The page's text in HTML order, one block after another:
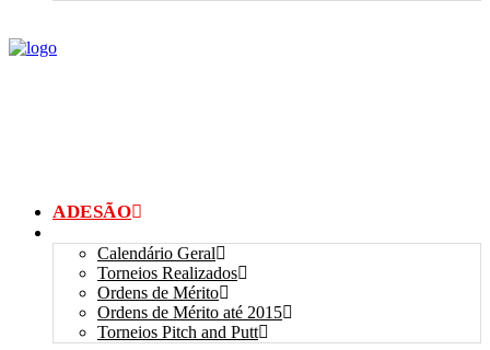
ADESÃO
Calendário Geral
Torneios Realizados
Ordens de Mérito
Ordens de Mérito até 2015
Torneios Pitch and Putt